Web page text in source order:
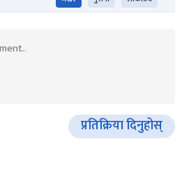
प्रतिक्रिया दिनुहोस्